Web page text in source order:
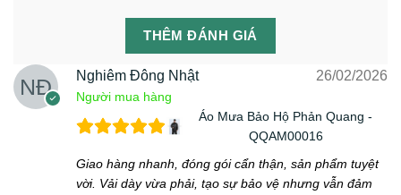
THÊM ĐÁNH GIÁ
Nghiêm Đông Nhật
Người mua hàng
26/02/2026
Áo Mưa Bảo Hộ Phản Quang -
QQAM00016
Giao hàng nhanh, đóng gói cẩn thận, sản phẩm tuyệt
vời. Vải dày vừa phải, tạo sự bảo vệ nhưng vẫn đảm